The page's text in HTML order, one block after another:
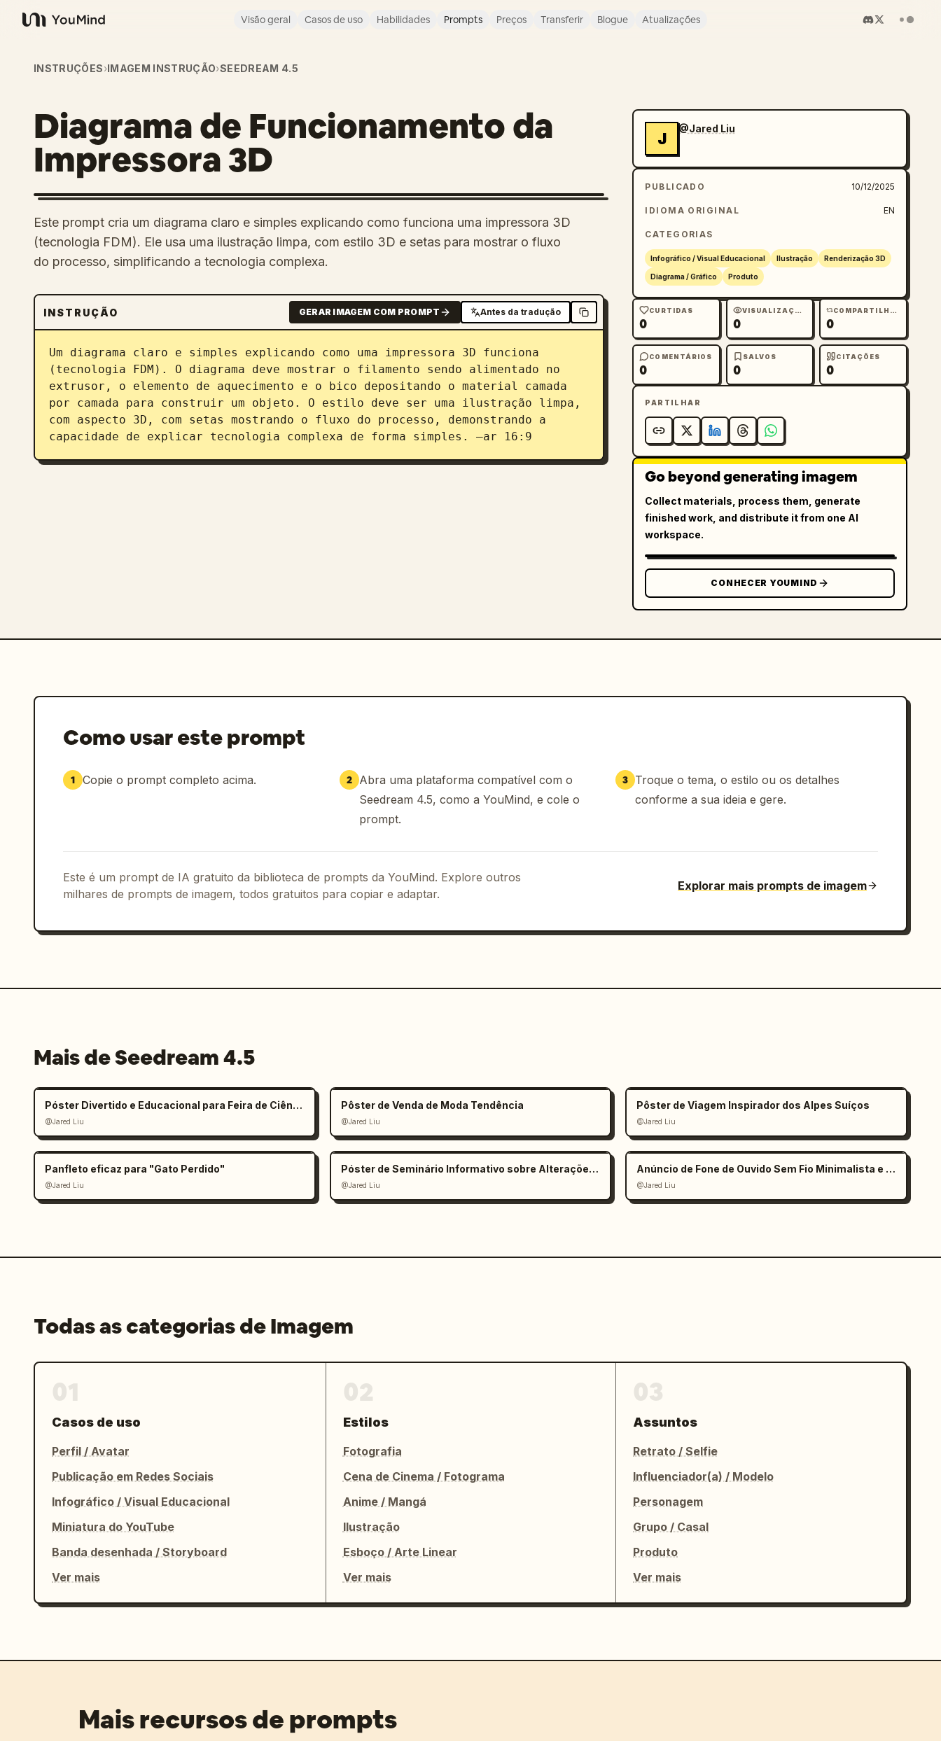
YouMind
Visão geral Casos de uso Habilidades Prompts Preços Transferir Blogue Atualizações
INSTRUÇÕES›IMAGEM INSTRUÇÃO›SEEDREAM 4.5
Diagrama de Funcionamento da
Impressora 3D
Este prompt cria um diagrama claro e simples explicando como funciona uma impressora 3D
(tecnologia FDM). Ele usa uma ilustração limpa, com estilo 3D e setas para mostrar o fluxo
do processo, simplificando a tecnologia complexa.
INSTRUÇÃO GERAR IMAGEM COM PROMPT Antes da tradução
Um diagrama claro e simples explicando como uma impressora 3D funciona
(tecnologia FDM). O diagrama deve mostrar o filamento sendo alimentado no
extrusor, o elemento de aquecimento e o bico depositando o material camada
por camada para construir um objeto. O estilo deve ser uma ilustração limpa,
com aspecto 3D, com setas mostrando o fluxo do processo, demonstrando a
capacidade de explicar tecnologia complexa de forma simples. –ar 16:9
J
@Jared Liu
PUBLICADO 10/12/2025
IDIOMA ORIGINAL EN
CATEGORIAS
Infográfico / Visual Educacional Ilustração Renderização 3D
Diagrama / Gráfico Produto
CURTIDAS
0
VISUALIZAÇÕES
0
COMPARTILHAMENTOS
0
COMENTÁRIOS
0
SALVOS
0
CITAÇÕES
0
PARTILHAR
Go beyond generating imagem
Collect materials, process them, generate
finished work, and distribute it from one AI
workspace.
CONHECER YOUMIND
Como usar este prompt
1 Copie o prompt completo acima. 2 Abra uma plataforma compatível com o
Seedream 4.5, como a YouMind, e cole o
prompt.
3
Troque o tema, o estilo ou os detalhes
conforme a sua ideia e gere.
Este é um prompt de IA gratuito da biblioteca de prompts da YouMind. Explore outros
milhares de prompts de imagem, todos gratuitos para copiar e adaptar.
Explorar mais prompts de imagem
Mais de Seedream 4.5
Póster Divertido e Educacional para Feira de Ciências Infantil
@Jared Liu
Pôster de Venda de Moda Tendência
@Jared Liu
Pôster de Viagem Inspirador dos Alpes Suíços
@Jared Liu
Panfleto eficaz para "Gato Perdido"
@Jared Liu
Póster de Seminário Informativo sobre Alterações Climáticas
@Jared Liu
Anúncio de Fone de Ouvido Sem Fio Minimalista e Elegante
@Jared Liu
Todas as categorias de Imagem
Casos de uso
Perfil / Avatar
Publicação em Redes Sociais
Infográfico / Visual Educacional
Miniatura do YouTube
Banda desenhada / Storyboard
Ver mais
Estilos
Fotografia
Cena de Cinema / Fotograma
Anime / Mangá
Ilustração
Esboço / Arte Linear
Ver mais
Assuntos
Retrato / Selfie
Influenciador(a) / Modelo
Personagem
Grupo / Casal
Produto
Ver mais
Mais recursos de prompts